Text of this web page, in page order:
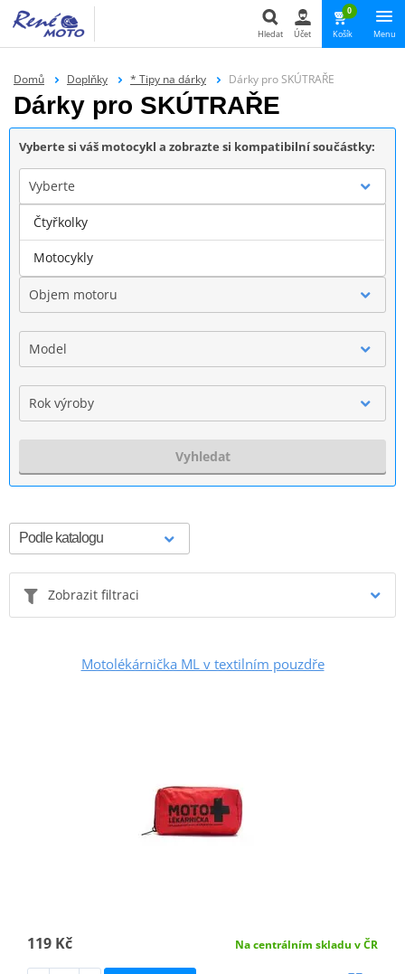
Hledat Účet
0
Košík Menu
Domů Doplňky * Tipy na dárky Dárky pro SKÚTRAŘE
Dárky pro SKÚTRAŘE
Vyberte si váš motocykl a zobrazte si kompatibilní součástky:
Vyberte
Značka
Objem motoru
Model
Rok výroby
Vyhledat
Zobrazit filtraci
Motolékárnička ML v textilním pouzdře
119 Kč Na centrálním skladu v ČR
Čtyřkolky
Motocykly